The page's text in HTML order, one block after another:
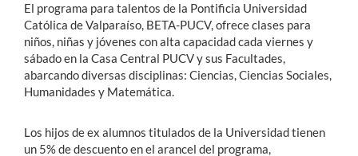
Admisión
Pregrado
Formación Continua
El programa para talentos de la Pontificia Universidad
Católica de Valparaíso, BETA-PUCV, ofrece clases para
niños, niñas y jóvenes con alta capacidad cada viernes y
sábado en la Casa Central PUCV y sus Facultades,
abarcando diversas disciplinas: Ciencias, Ciencias Sociales,
Humanidades y Matemática.
Los hijos de ex alumnos titulados de la Universidad tienen
un 5% de descuento en el arancel del programa,